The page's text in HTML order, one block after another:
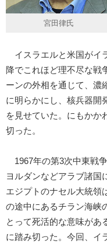
宮田律氏
イスラエルと米国がイ
降でこれほど理不尽な戦
ーンの外相を通じて、濃
に明らかにし、核兵器開
を見せていた。にもかか
切った。
1967年の第3次中東戦
ヨルダンなどアラブ諸国
エジプトのナセル大統領
の途中にあるチラン海峡
とって死活的な意味があ
に踏み切った。今回、イ